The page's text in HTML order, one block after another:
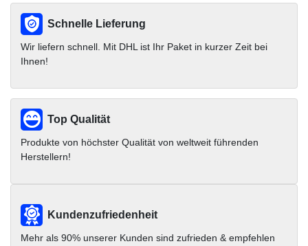
Schnelle Lieferung
Wir liefern schnell. Mit DHL ist Ihr Paket in kurzer Zeit bei
Ihnen!
Top Qualität
Produkte von höchster Qualität von weltweit führenden
Herstellern!
Kundenzufriedenheit
Mehr als 90% unserer Kunden sind zufrieden & empfehlen